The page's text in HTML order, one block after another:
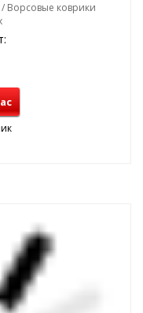
Ворсовые коврики